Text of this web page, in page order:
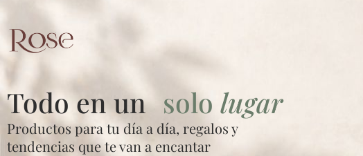
contenido
Todo en un sololugar
Productos para tu día a día, regalos y
tendencias que te van a encantar